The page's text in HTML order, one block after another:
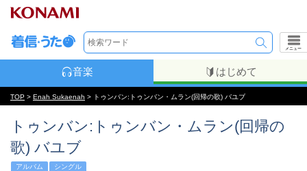
メニュー
音楽 はじめて
TOP > Enah Sukaenah > トゥンバン:トゥンバン・ムラン(回帰の歌) バユブ
トゥンバン:トゥンバン・ムラン(回帰の
歌) バユブ
アルバム シングル